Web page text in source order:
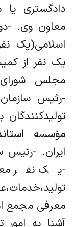
دادگستری
معاون وی. -
اسلامی(یک
یک نفر از
مجلس شورای
-رئیس
مؤسسه
ایران. -رئیس
-یک نفر
معرفی مجمع